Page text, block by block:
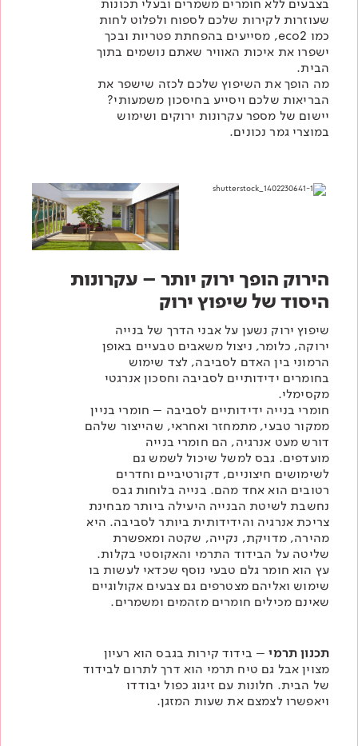
בצבעים ללא חומרים משמרים ובעלי תכונות
שעוזרות לקירות שלכם לספוח ולפלוט לחות
כמו eco2, מסייעים בהפחתת פטריות ובכך
ישפרו את איכות האוויר שאתם נושמים בתוך
הבית.
מה הופך את השיפוץ שלכם לכזה שישפר את
הבריאות שלכם ויסייע בחיסכון משמעותי?
יישום של מספר עקרונות ירוקים ושימוש
במוצרי גמר נכונים.
הירוק הופך ירוק יותר – עקרונות
היסוד של שיפוץ ירוק
שיפוץ ירוק נשען על אבני הדרך של בנייה
ירוקה, כלומר, ניצול משאבים טבעיים באופן
הרמוני בין האדם לסביבה, לצד שימוש
בחומרים ידידותיים לסביבה וחסכון אנרגטי
מקסימלי.
חומרי בנייה ידידותיים לסביבה – חומרי בניין
ממקור טבעי, מתמחזר ואחראי, שהייצור שלהם
דורש מעט אנרגיה, הם חומרי בנייה
מועדפים. גבס למשל שיכול לשמש גם
לשימושים חיצוניים, דקורטיביים וחדרים
רטובים הוא אחד מהם. בנייה בלוחות גבס
נחשבת לשיטת הבנייה היעילה ביותר מבחינת
צריכת אנרגיה והידידותית ביותר לסביבה. היא
מהירה, מדויקת, נקייה, שקטה ומאפשרת
שליטה על הבידוד התרמי והאקוסטי בקלות.
עץ הוא חומר גלם טבעי נוסף שכדאי לעשות בו
שימוש ואליהם מצטרפים גם צבעים אקולוגיים
שאינם מכילים חומרים מזהמים ומשמרים.
תכנון תרמי– בידוד קירות בגבס הוא רעיון
מצוין אבל גם טיח תרמי הוא דרך לתרום לבידוד
של הבית. חלונות עם זיגוג כפול יבודדו
ויאפשרו לצמצם את שעות המזגן.